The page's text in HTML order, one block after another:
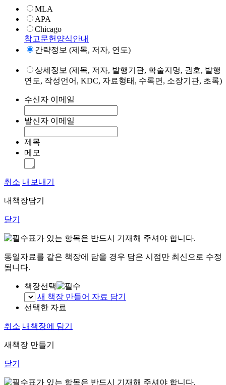
MLA
APA
Chicago
참고문헌양식안내
간략정보 (제목, 저자, 연도)
상세정보 (제목, 저자, 발행기관, 학술지명, 권호, 발행
연도, 작성언어, KDC, 자료형태, 수록면, 소장기관, 초록)
수신자 이메일
발신자 이메일
제목
메모
취소 내보내기
내책장담기
닫기
표가 있는 항목은 반드시 기재해 주셔야 합니다.
동일자료를 같은 책장에 담을 경우 담은 시점만 최신으로 수정
됩니다.
책장선택
새 책장 만들어 자료 담기
선택한 자료
취소 내책장에 담기
새책장 만들기
닫기
표가 있는 항목은 반드시 기재해 주셔야 합니다.